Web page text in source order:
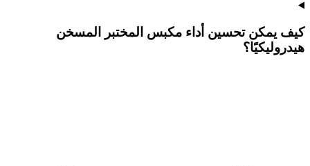
كيف يمكن تحسين أداء مكبس المختبر المسخن
هيدروليكيًا؟